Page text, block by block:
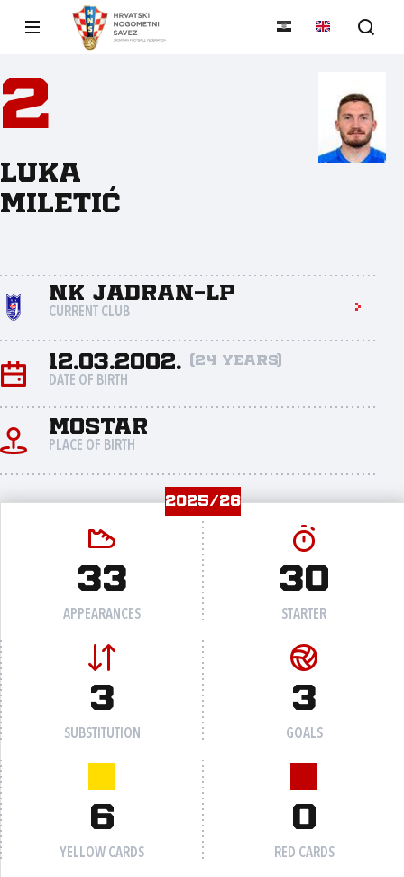
2
Luka
Miletić
NK Jadran-LP
CURRENT CLUB
12.03.2002. (24 years)
DATE OF BIRTH
Mostar
PLACE OF BIRTH
2025/26
33
APPEARANCES
30
STARTER
3
SUBSTITUTION
3
GOALS
6
YELLOW CARDS
0
RED CARDS